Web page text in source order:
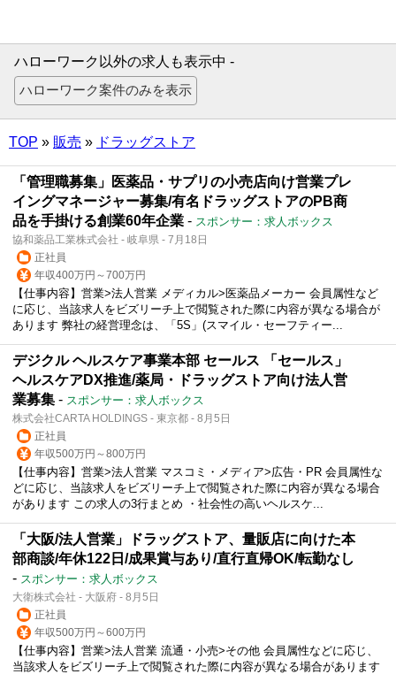
ハローワーク以外の求人も表示中 -
TOP » 販売 » ドラッグストア
「管理職募集」医薬品・サプリの小売店向け営業プレ
イングマネージャー募集/有名ドラッグストアのPB商
品を手掛ける創業60年企業 - スポンサー：求人ボックス
協和薬品工業株式会社 - 岐阜県 - 7月18日
正社員
年収400万円～700万円
【仕事内容】営業>法人営業 メディカル>医薬品メーカー 会員属性など
に応じ、当該求人をビズリーチ上で閲覧された際に内容が異なる場合が
あります 弊社の経営理念は、「5S」(スマイル・セーフティー...
デジクル ヘルスケア事業本部 セールス 「セールス」
ヘルスケアDX推進/薬局・ドラッグストア向け法人営
業募集 - スポンサー：求人ボックス
株式会社CARTA HOLDINGS - 東京都 - 8月5日
正社員
年収500万円～800万円
【仕事内容】営業>法人営業 マスコミ・メディア>広告・PR 会員属性な
どに応じ、当該求人をビズリーチ上で閲覧された際に内容が異なる場合
があります この求人の3行まとめ ・社会性の高いヘルスケ...
「大阪/法人営業」ドラッグストア、量販店に向けた本
部商談/年休122日/成果賞与あり/直行直帰OK/転勤なし
- スポンサー：求人ボックス
大衛株式会社 - 大阪府 - 8月5日
正社員
年収500万円～600万円
【仕事内容】営業>法人営業 流通・小売>その他 会員属性などに応じ、
当該求人をビズリーチ上で閲覧された際に内容が異なる場合があります